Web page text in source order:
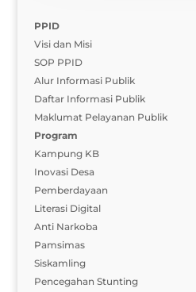
PPID
Visi dan Misi
SOP PPID
Alur Informasi Publik
Daftar Informasi Publik
Maklumat Pelayanan Publik
Program
Kampung KB
Inovasi Desa
Pemberdayaan
Literasi Digital
Anti Narkoba
Pamsimas
Siskamling
Pencegahan Stunting